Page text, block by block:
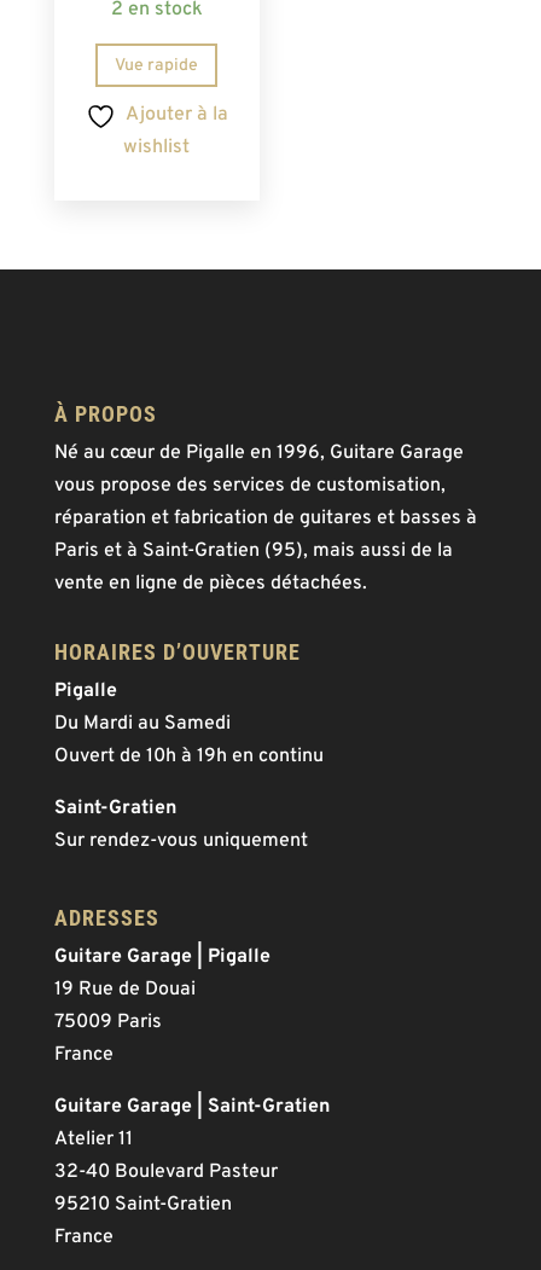
2 en stock
Vue rapide
Ajouter à la
wishlist
À PROPOS
Né au cœur de Pigalle en 1996, Guitare Garage
vous propose des services de customisation,
réparation et fabrication de guitares et basses à
Paris et à Saint-Gratien (95), mais aussi de la
vente en ligne de pièces détachées.
HORAIRES D’OUVERTURE
Pigalle
Du Mardi au Samedi
Ouvert de 10h à 19h en continu
Saint-Gratien
Sur rendez-vous uniquement
ADRESSES
Guitare Garage | Pigalle
19 Rue de Douai
75009 Paris
France
Guitare Garage | Saint-Gratien
Atelier 11
32-40 Boulevard Pasteur
95210 Saint-Gratien
France